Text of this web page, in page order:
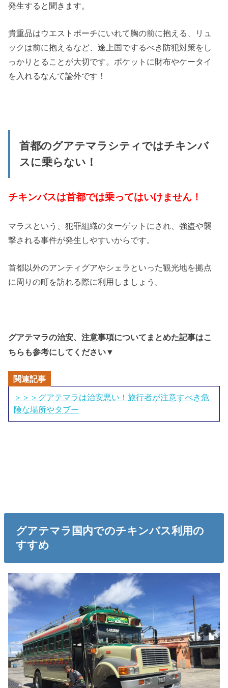
発生すると聞きます。
貴重品はウエストポーチにいれて胸の前に抱える、リュ
ックは前に抱えるなど、途上国でするべき防犯対策をし
っかりとることが大切です。ポケットに財布やケータイ
を入れるなんて論外です！
首都のグアテマラシティではチキンバ
スに乗らない！
チキンバスは首都では乗ってはいけません！
マラスという、犯罪組織のターゲットにされ、強盗や襲
撃される事件が発生しやすいからです。
首都以外のアンティグアやシェラといった観光地を拠点
に周りの町を訪れる際に利用しましょう。
グアテマラの治安、注意事項についてまとめた記事はこ
ちらも参考にしてください▼
関連記事
＞＞＞グアテマラは治安悪い！旅行者が注意すべき危
険な場所やタブー
グアテマラ国内でのチキンバス利用の
すすめ